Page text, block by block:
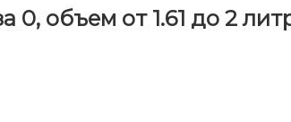
объем от 1.61 до 2